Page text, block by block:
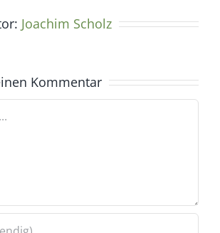
Joachim Scholz
Kommentar